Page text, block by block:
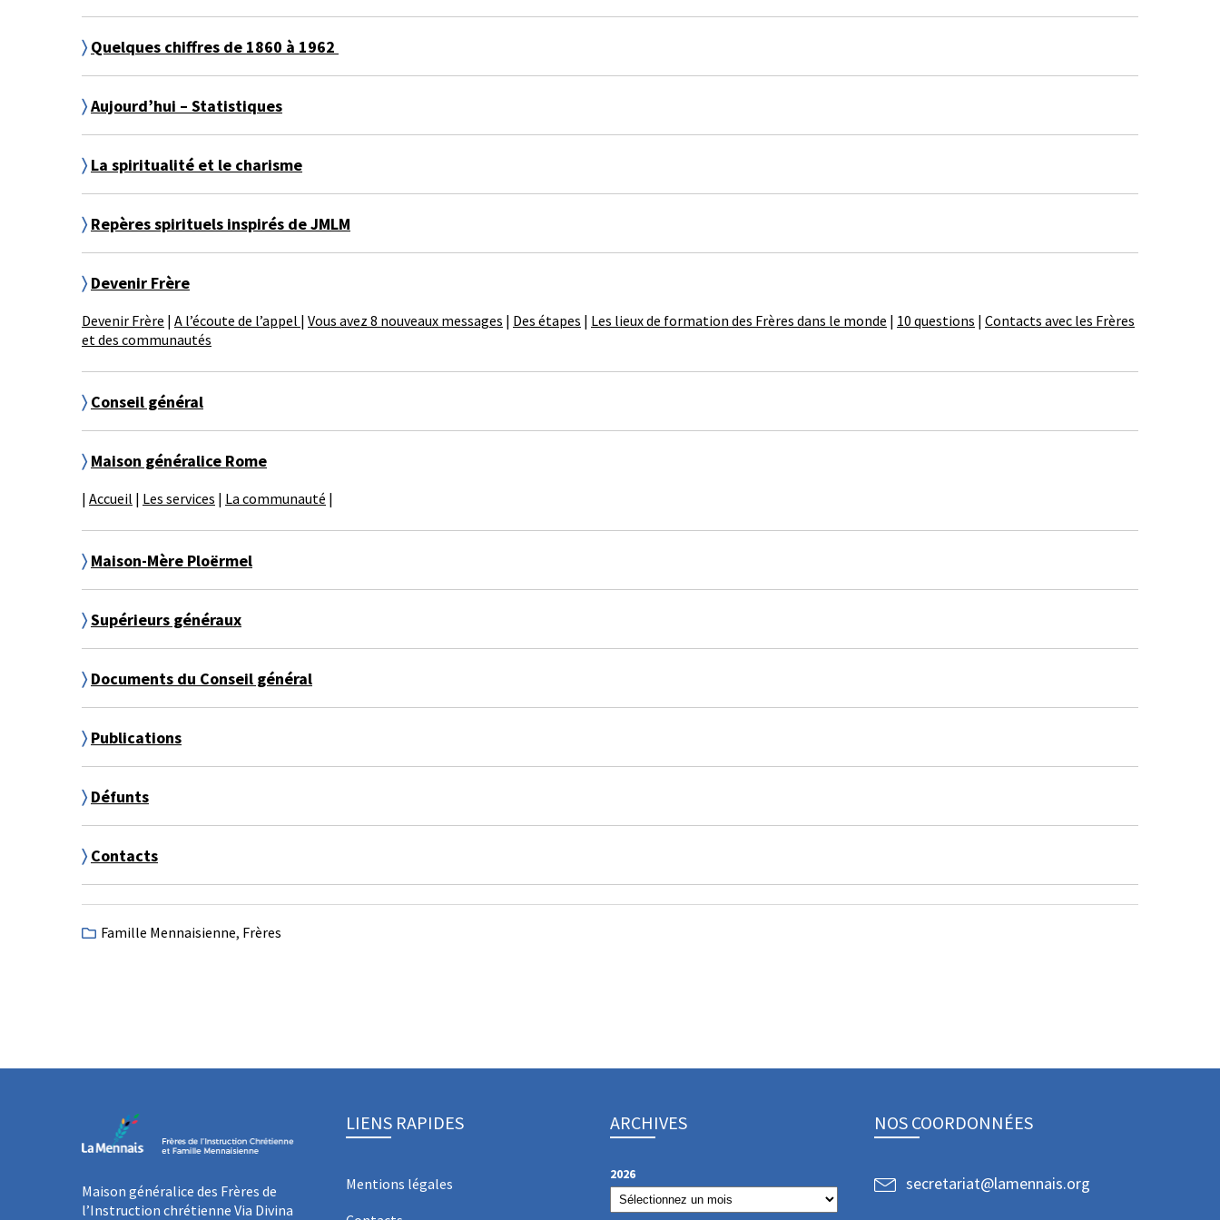
〉Quelques chiffres de 1860 à 1962
〉Aujourd’hui – Statistiques
〉La spiritualité et le charisme
〉 Repères spirituels inspirés de JMLM
〉Devenir Frère
Devenir Frère | A l’écoute de l’appel | Vous avez 8 nouveaux messages | Des étapes | Les lieux de formation des Frères dans le monde | 10 questions | Contacts avec les Frères
et des communautés
〉 Conseil général
〉 Maison généralice Rome
| Accueil | Les services | La communauté |
〉Maison-Mère Ploërmel
〉Supérieurs généraux
〉Documents du Conseil général
〉Publications
〉Défunts
〉Contacts
Famille Mennaisienne, Frères
Maison généralice des Frères de
l’Instruction chrétienne Via Divina
LIENS RAPIDES
Mentions légales
ARCHIVES
2026
NOS COORDONNÉES
secretariat@lamennais.org